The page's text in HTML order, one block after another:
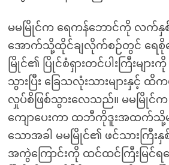
မမမြိုင်က ရေကန်ဘောင်ကို လက်နှစ်
အောက်သို့ထိုင်ချလိုက်စဉ်တွင် ရေ
မြိုင်၏ ပြိုင်စံရှားတင်ပါးကြီးမျာ
သွားပြီး ခြေသလုံးသားများနှင့် ထိ
လှုပ်စိဖြစ်သွားလေသည်။ မမမြို
ကျောပေးကာ ထဘီကိုဒူးအထက်သို့မ
သောအခါ မမမြိုင်၏ ဖင်သားကြီ
အကွဲကြောင်းကို ထင်ထင်ကြီးမြင်